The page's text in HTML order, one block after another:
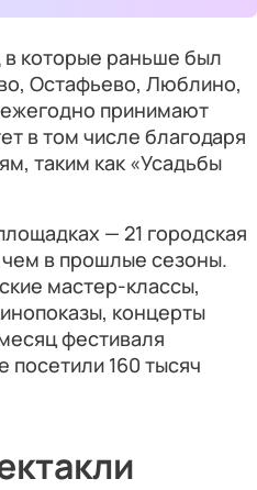
которые раньше был
Остафьево, Люблино,
принимают
в том числе благодаря
таким как «Усадьбы
— 21 городская
чем в прошлые сезоны.
мастер-классы,
концерты
фестиваля
посетили 160 тысяч